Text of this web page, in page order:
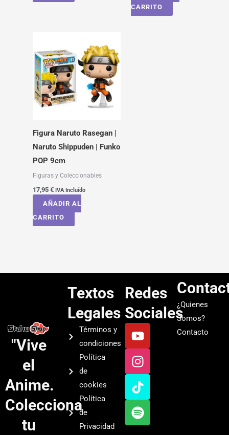
CARRITO
Figura Naruto Rasegan |
Naruto Shippuden | Funko
POP 9cm
Figuras y Coleccionables
17,95 € IVA Incluído
AÑADIR AL
CARRITO
"Vive
el
Anime.
Colecciona
tu
Textos
Legales
Términos y
condiciones
Política
de
cookies
Política
de
Privacidad
Redes
Sociales
Y
o
u
t
u
b
e
I
n
s
t
a
g
r
a
T
i
k
t
o
k
S
p
o
t
i
f
y
¿Quienes
Somos?
Contacto